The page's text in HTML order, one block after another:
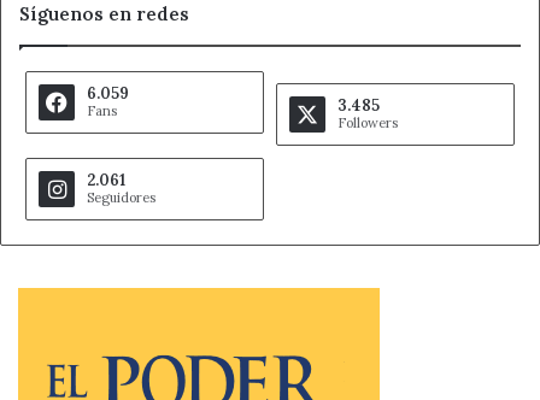
Síguenos en redes
6.059
Fans 3.485
Followers
2.061
Seguidores